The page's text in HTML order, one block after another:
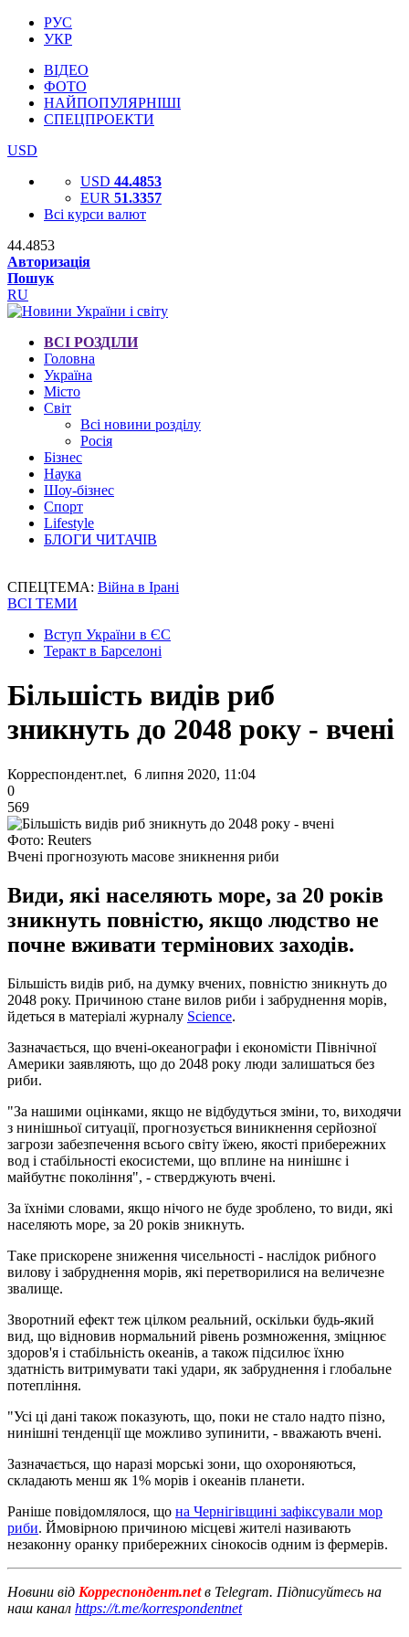
РУС
УКР
ВІДЕО
ФОТО
НАЙПОПУЛЯРНІШІ
СПЕЦПРОЕКТИ
USD
USD 44.4853
EUR 51.3357
Всі курси валют
44.4853
Авторизація
Пошук
RU
ВСІ РОЗДІЛИ
Головна
Україна
Місто
Світ
Всі новини розділу
Росія
Бізнес
Наука
Шоу-бізнес
Спорт
Lifestyle
БЛОГИ ЧИТАЧІВ
СПЕЦТЕМА: Війна в Ірані
ВСІ ТЕМИ
Вступ України в ЄС
Теракт в Барселоні
Більшість видів риб
зникнуть до 2048 року - вчені
Корреспондент.net, 6 липня 2020, 11:04
0
569
Фото: Reuters
Вчені прогнозують масове зникнення риби
Види, які населяють море, за 20 років
зникнуть повністю, якщо людство не
почне вживати термінових заходів.
Більшість видів риб, на думку вчених, повністю зникнуть до
2048 року. Причиною стане вилов риби і забруднення морів,
йдеться в матеріалі журналу Science.
Зазначається, що вчені-океанографи і економісти Північної
Америки заявляють, що до 2048 року люди залишаться без
риби.
"За нашими оцінками, якщо не відбудуться зміни, то, виходячи
з нинішньої ситуації, прогнозується виникнення серйозної
загрози забезпечення всього світу їжею, якості прибережних
вод і стабільності екосистеми, що вплине на нинішнє і
майбутнє покоління", - стверджують вчені.
За їхніми словами, якщо нічого не буде зроблено, то види, які
населяють море, за 20 років зникнуть.
Таке прискорене зниження чисельності - наслідок рибного
вилову і забруднення морів, які перетворилися на величезне
звалище.
Зворотний ефект теж цілком реальний, оскільки будь-який
вид, що відновив нормальний рівень розмноження, зміцнює
здоров'я і стабільність океанів, а також підсилює їхню
здатність витримувати такі удари, як забруднення і глобальне
потепління.
"Усі ці дані також показують, що, поки не стало надто пізно,
нинішні тенденції ще можливо зупинити, - вважають вчені.
Зазначається, що наразі морські зони, що охороняються,
складають менш як 1% морів і океанів планети.
Раніше повідомлялося, що на Чернігівщині зафіксували мор
риби. Ймовірною причиною місцеві жителі називають
незаконну оранку прибережних сінокосів одним із фермерів.
Новини від Корреспондент.netв Telegram. Підписуйтесь на
наш канал https://t.me/korrespondentnet